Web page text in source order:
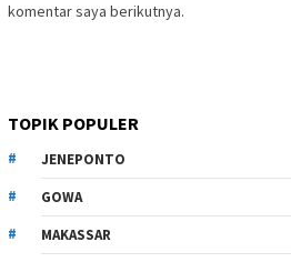
komentar saya berikutnya.
TOPIK POPULER
JENEPONTO
GOWA
MAKASSAR